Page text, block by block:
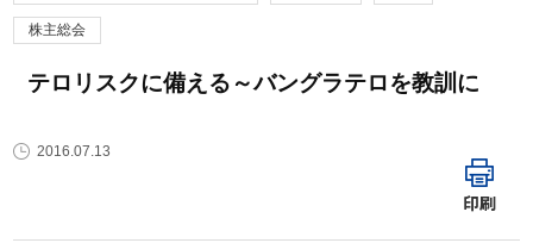
株主総会
テロリスクに備える～バングラテロを教訓に
2016.07.13
印刷